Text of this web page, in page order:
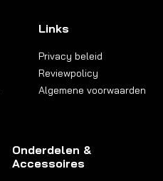
Links
Privacy beleid
Reviewpolicy
Algemene voorwaarden
Onderdelen &
Accessoires